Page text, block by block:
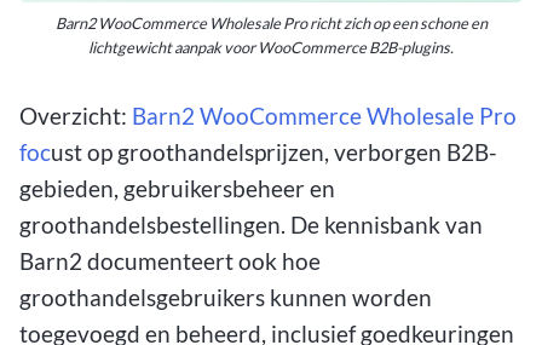
Barn2 WooCommerce Wholesale Pro richt zich op een schone en
lichtgewicht aanpak voor WooCommerce B2B-plugins.
Overzicht: Barn2 WooCommerce Wholesale Pro
focust op groothandelsprijzen, verborgen B2B-
gebieden, gebruikersbeheer en
groothandelsbestellingen. De kennisbank van
Barn2 documenteert ook hoe
groothandelsgebruikers kunnen worden
toegevoegd en beheerd, inclusief goedkeuringen